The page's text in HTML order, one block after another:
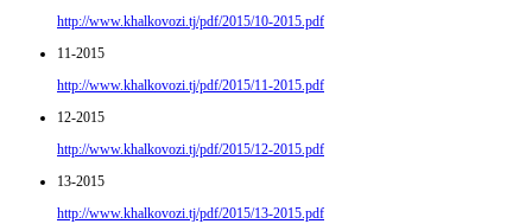
http://www.khalkovozi.tj/pdf/2015/10-2015.pdf
11-2015
http://www.khalkovozi.tj/pdf/2015/11-2015.pdf
12-2015
http://www.khalkovozi.tj/pdf/2015/12-2015.pdf
13-2015
http://www.khalkovozi.tj/pdf/2015/13-2015.pdf